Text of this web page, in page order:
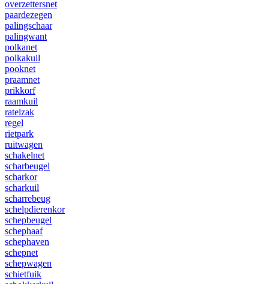
overzettersnet
paardezegen
palingschaar
palingwant
polkanet
polkakuil
pooknet
praamnet
prikkorf
raamkuil
ratelzak
regel
rietpark
ruitwagen
schakelnet
scharbeugel
scharkor
scharkuil
scharrebeug
schelpdierenkor
schepbeugel
schephaaf
schephaven
schepnet
schepwagen
schietfuik